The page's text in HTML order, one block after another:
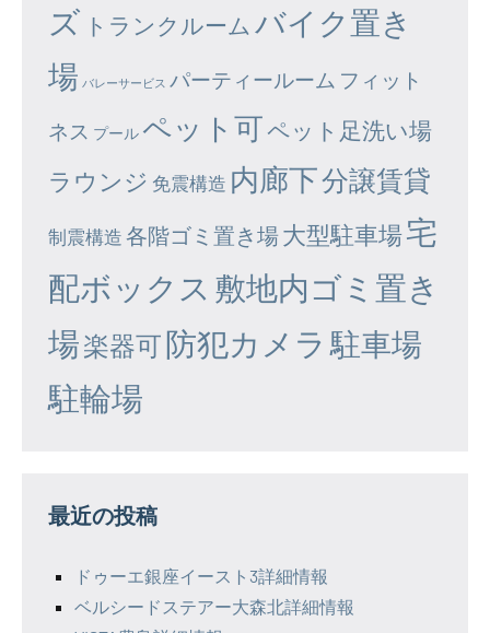
ズ トランクルーム バイク置き
場 バレーサービス パーティールーム フィット
ネス プール ペット可ペット足洗い場
ラウンジ 免震構造 内廊下分譲賃貸
制震構造 各階ゴミ置き場大型駐車場宅
配ボックス 敷地内ゴミ置き
場楽器可防犯カメラ 駐車場
駐輪場
最近の投稿
ドゥーエ銀座イースト3詳細情報
ベルシードステアー大森北詳細情報